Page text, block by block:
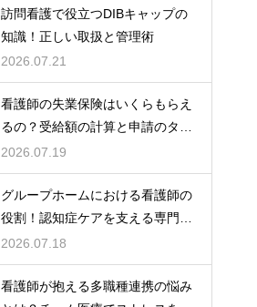
訪問看護で役立つDIBキャップの
知識！正しい取扱と管理術
2026.07.21
看護師の失業保険はいくらもらえ
るの？受給額の計算と申請のタイ
ミング
2026.07.19
グループホームにおける看護師の
役割！認知症ケアを支える専門的
な力
2026.07.18
看護師が抱える多職種連携の悩み